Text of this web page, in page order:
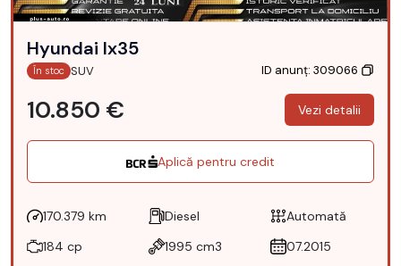
Hyundai Ix35
În stoc SUV ID anunț: 309066
10.850 € Vezi detalii
Aplică pentru credit
170.379 km Diesel
Automată
184 cp
1995 cm3 07.2015